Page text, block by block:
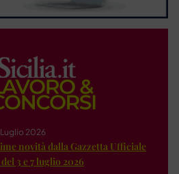
2026
novità dalla Gazzetta Ufficiale
3 e 7 luglio 2026